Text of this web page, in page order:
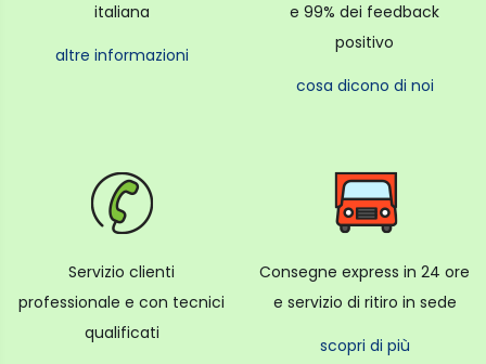
italiana
altre informazioni
e 99% dei feedback
positivo
cosa dicono di noi
Servizio clienti
professionale e con tecnici
qualificati
Consegne express in 24 ore
e servizio di ritiro in sede
scopri di più